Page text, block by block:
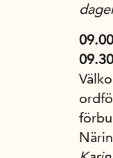
09.00
09.30